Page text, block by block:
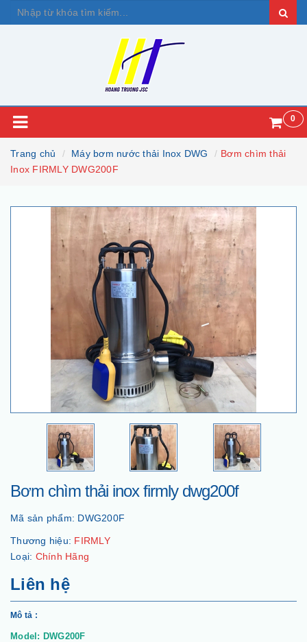
0
Trang chủ Máy bơm nước thải Inox DWG
Bơm chìm thải
Inox FIRMLY DWG200F
Bơm chìm thải inox firmly dwg200f
Mã sản phẩm: DWG200F
Thương hiệu: FIRMLY
Loại: Chính Hãng
Liên hệ
Mô tả :
Model: DWG200F